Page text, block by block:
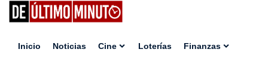
Inicio Noticias Cine Loterías Finanzas